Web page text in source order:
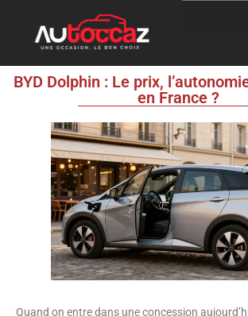
BYD Dolphin : Le prix,
en France ?
Quand on entre dans une concession